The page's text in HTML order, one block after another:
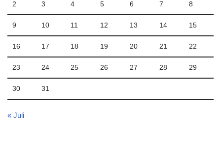
2 3 4 5 6 7 8
9 10 11 12 13 14 15
16 17 18 19 20 21 22
23 24 25 26 27 28 29
30 31
« Juli